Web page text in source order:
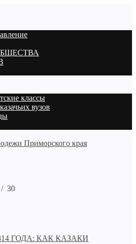
классы
вузов
Приморского края
/ 30